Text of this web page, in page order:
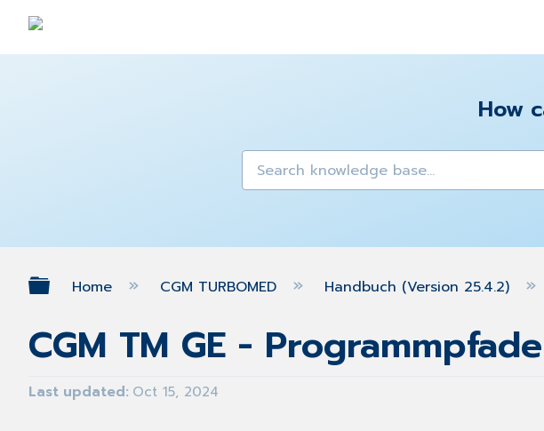
How
Expand/collapse global hierarchy
Home CGM TURBOMED Handbuch (Version 25.4.2)
CGM TM GE - Programmpfade
Last updated Oct 15, 2024